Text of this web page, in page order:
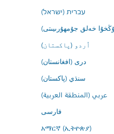
עברית (ישראל)
خەلق جۇمھۇرىيىتى)
اُردو (پاکستان)
درى (افغانستان)
سنڌي (پاکستان)
عربي (المنطقة العربية)
فارسى
አማርኛ (ኢትዮጵያ)